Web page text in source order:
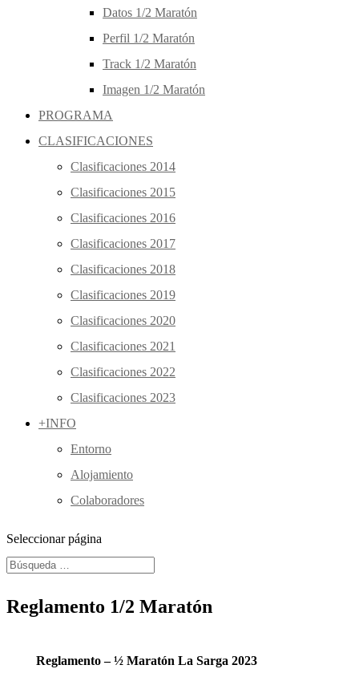
Datos 1/2 Maratón
Perfil 1/2 Maratón
Track 1/2 Maratón
Imagen 1/2 Maratón
PROGRAMA
CLASIFICACIONES
Clasificaciones 2014
Clasificaciones 2015
Clasificaciones 2016
Clasificaciones 2017
Clasificaciones 2018
Clasificaciones 2019
Clasificaciones 2020
Clasificaciones 2021
Clasificaciones 2022
Clasificaciones 2023
+INFO
Entorno
Alojamiento
Colaboradores
Seleccionar página
Reglamento 1/2 Maratón
Reglamento – ½ Maratón La Sarga 2023